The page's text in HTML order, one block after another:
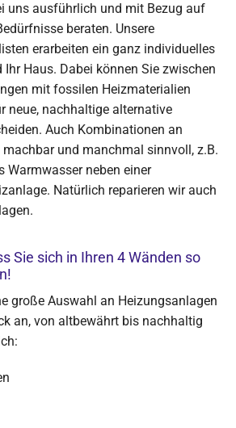
uns ausführlich und mit Bezug auf
beraten. Unsere
erarbeiten ein ganz individuelles
Ihr Haus. Dabei können Sie zwischen
mit fossilen Heizmaterialien
neue, nachhaltige alternative
Auch Kombinationen an
und manchmal sinnvoll, z.B.
Warmwasser neben einer
Natürlich reparieren wir auch
Sie sich in Ihren 4 Wänden so
große Auswahl an Heizungsanlagen
an, von altbewährt bis nachhaltig